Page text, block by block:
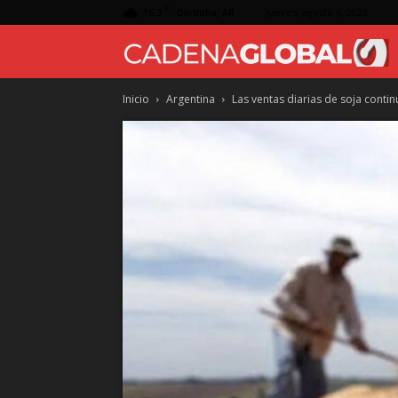
Inicio Argentina Las ventas diarias de soja